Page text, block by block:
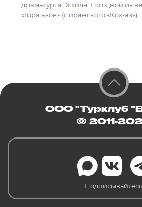
драматурга Эсхила. По одной из
«Гора азов» (с иранского «Кох-аз»)
ООО "Турклуб
© 2011-